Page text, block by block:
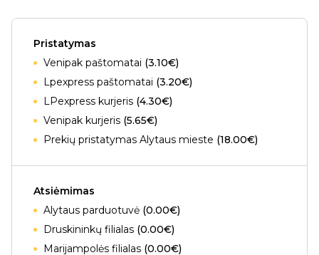
Pristatymas
Venipak paštomatai (3.10€)
Lpexpress paštomatai (3.20€)
LPexpress kurjeris (4.30€)
Venipak kurjeris (5.65€)
Prekių pristatymas Alytaus mieste (18.00€)
Atsiėmimas
Alytaus parduotuvė (0.00€)
Druskininkų filialas (0.00€)
Marijampolės filialas (0.00€)